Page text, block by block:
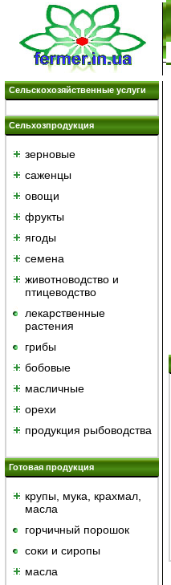
Сельскохозяйственные услуги
Сельхозпродукция
зерновые
саженцы
овощи
фрукты
ягоды
семена
животноводство и
птицеводство
лекарственные
растения
грибы
бобовые
масличные
орехи
продукция рыбоводства
Готовая продукция
крупы, мука, крахмал,
масла
горчичный порошок
cоки и сиропы
масла